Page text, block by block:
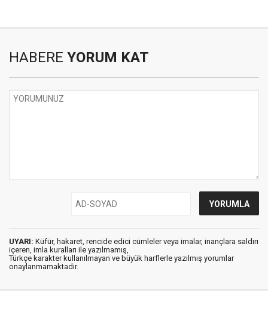
HABERE YORUM KAT
UYARI: Küfür, hakaret, rencide edici cümleler veya imalar, inançlara saldırı
içeren, imla kuralları ile yazılmamış,
Türkçe karakter kullanılmayan ve büyük harflerle yazılmış yorumlar
onaylanmamaktadır.